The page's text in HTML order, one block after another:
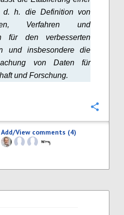
d. h. die Definition von
Verfahren und
für den verbesserten
und insbesondere die
von Daten für
und Forschung.
Add/View comments (4)